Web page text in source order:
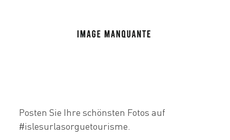
Posten Sie Ihre schönsten Fotos auf
#islesurlasorguetourisme.